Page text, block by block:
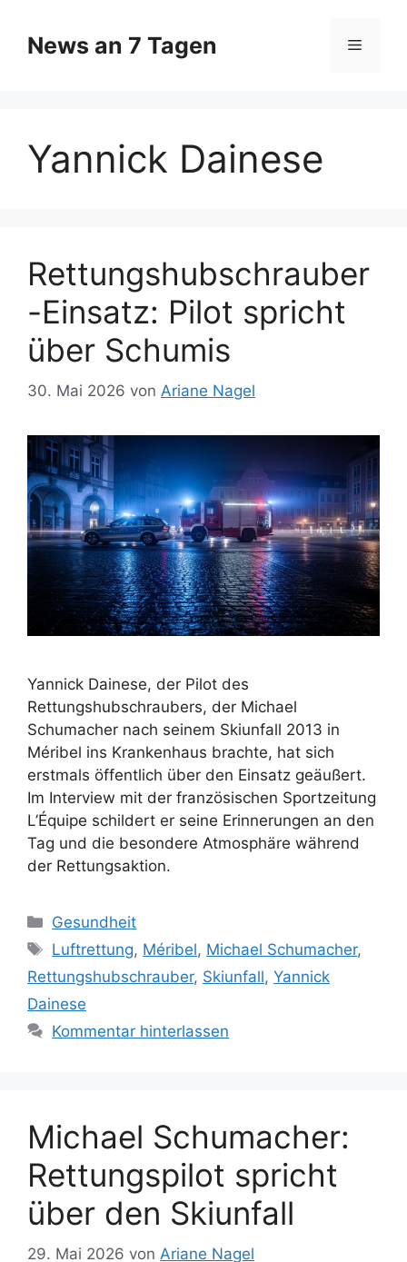
Inhalt
springen
News an 7 Tagen Menü
Yannick Dainese
Rettungshubschrauber
-Einsatz: Pilot spricht
über Schumis
30. Mai 2026 von Ariane Nagel
Yannick Dainese, der Pilot des
Rettungshubschraubers, der Michael
Schumacher nach seinem Skiunfall 2013 in
Méribel ins Krankenhaus brachte, hat sich
erstmals öffentlich über den Einsatz geäußert.
Im Interview mit der französischen Sportzeitung
L’Équipe schildert er seine Erinnerungen an den
Tag und die besondere Atmosphäre während
der Rettungsaktion.
Kategorien
Gesundheit
Schlagwörter
Luftrettung, Méribel, Michael Schumacher,
Rettungshubschrauber, Skiunfall, Yannick
Dainese
Kommentar hinterlassen
Michael Schumacher:
Rettungspilot spricht
über den Skiunfall
29. Mai 2026 von Ariane Nagel